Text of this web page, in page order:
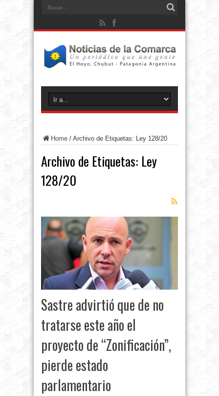
Home / Archivo de Etiquetas: Ley 128/20
Archivo de Etiquetas: Ley
128/20
Sastre advirtió que de no
tratarse este año el
proyecto de “Zonificación”,
pierde estado
parlamentario